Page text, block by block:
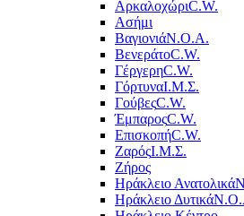
ΑρκαλοχώριC.W.
Ασήμι
ΒαγιονιάΝ.Ο.Α.
ΒενεράτοC.W.
ΓέργερηC.W.
ΓόρτυναΙ.Μ.Σ.
ΓούβεςC.W.
ΈμπαροςC.W.
ΕπισκοπήC.W.
ΖαρόςΙ.Μ.Σ.
Ζήρος
Ηράκλειο Ανατολικά
Ηράκλειο Δυτικά